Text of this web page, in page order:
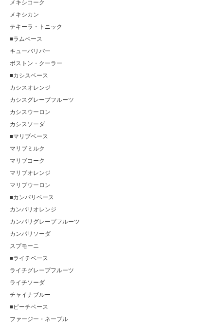
メキシコーク
メキシカン
テキーラ・トニック
■ラムベース
キューバリバー
ボストン・クーラー
■カシスベース
カシスオレンジ
カシスグレープフルーツ
カシスウーロン
カシスソーダ
■マリブベース
マリブミルク
マリブコーク
マリブオレンジ
マリブウーロン
■カンパリベース
カンパリオレンジ
カンパリグレープフルーツ
カンパリソーダ
スプモーニ
■ライチベース
ライチグレープフルーツ
ライチソーダ
チャイナブルー
■ピーチベース
ファージー・ネーブル